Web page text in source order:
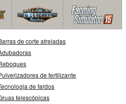
de corte atreladas
de fertilizante
de fardos
telescópicas